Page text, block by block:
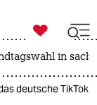

taz zahl ich
in
deutsche TikTok